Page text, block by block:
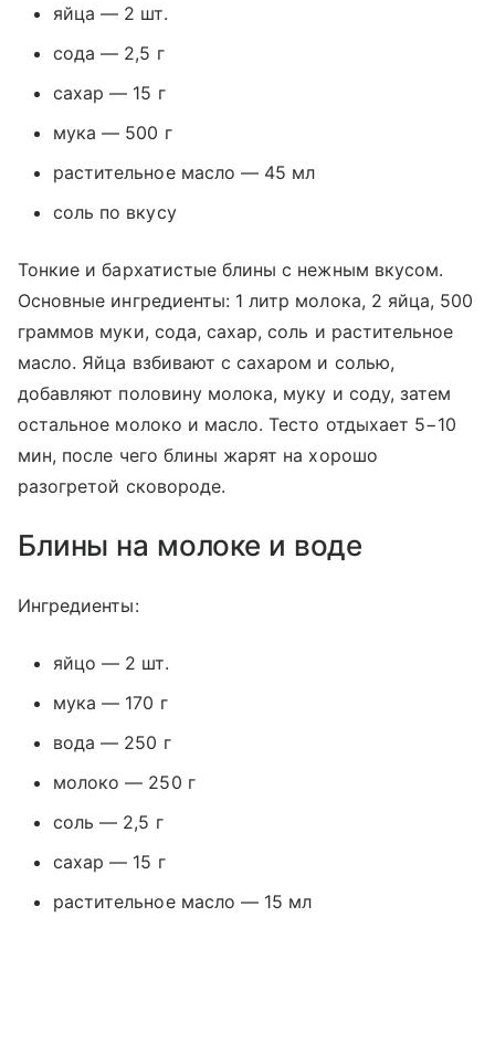
яйца — 2 шт.
сода — 2,5 г
сахар — 15 г
мука — 500 г
растительное масло — 45 мл
соль по вкусу
Тонкие и бархатистые блины с нежным вкусом.
Основные ингредиенты: 1 литр молока, 2 яйца, 500
граммов муки, сода, сахар, соль и растительное
масло. Яйца взбивают с сахаром и солью,
добавляют половину молока, муку и соду, затем
остальное молоко и масло. Тесто отдыхает 5−10
мин, после чего блины жарят на хорошо
разогретой сковороде.
Блины на молоке и воде
Ингредиенты:
яйцо — 2 шт.
мука — 170 г
вода — 250 г
молоко — 250 г
соль — 2,5 г
сахар — 15 г
растительное масло — 15 мл